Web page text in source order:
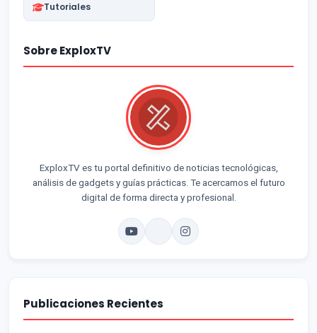
Tutoriales
Sobre ExploxTV
ExploxTV es tu portal definitivo de noticias tecnológicas,
análisis de gadgets y guías prácticas. Te acercamos el futuro
digital de forma directa y profesional.
Publicaciones Recientes